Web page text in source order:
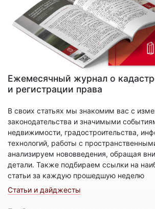
Ежемесячный журнал о
и регистрации права
В своих статьях мы знакомим вас с
законодательства и значимыми
недвижимости, градостроительства,
технологий, работы с
анализируем нововведения, обращая
детали. Также подбираем ссылки на
статьи за каждую прошедшую неделю
Статьи и дайджесты